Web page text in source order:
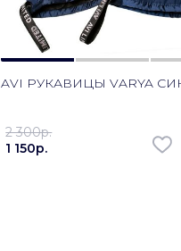
AVI РУКАВИЦЫ VARYA
2 300p.
1 150p.